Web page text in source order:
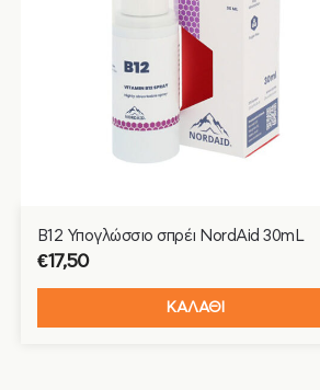
B12 Υπογλώσσιο σπρέι NordAid 30mL
€17,50
ΚΑΛΑΘΙ